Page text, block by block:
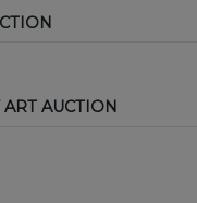
AUCTION